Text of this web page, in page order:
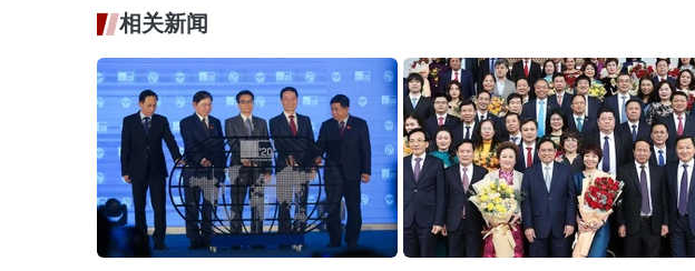
相关新闻